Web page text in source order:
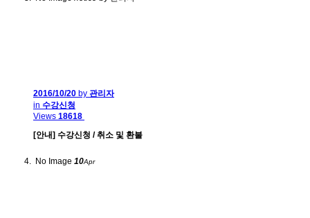
2016/10/20 by 관리자
in 수강신청
Views 18618
[안내] 수강신청 / 취소 및 환불
No Image 10Apr